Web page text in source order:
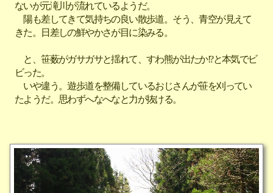
ないが元滝川が流れているようだ。
陽も差してきて気持ちの良い散歩道。そう、青空が見えて
きた。日差しの鮮やかさが目に染みる。
と、笹薮がガサガサと揺れて、すわ熊が出たか!?と本気でビ
ビった。
いや違う。遊歩道を整備しているおじさんが笹を刈ってい
たようだ。思わずへなへなと力が抜ける。